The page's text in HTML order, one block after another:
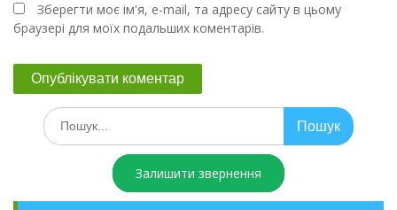
Зберегти моє ім'я, e-mail, та адресу сайту в цьому
браузері для моїх подальших коментарів.
Залишити звернення